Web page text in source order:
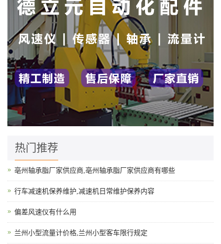
热门推荐
亳州轴承脂厂家供应商,亳州轴承脂厂家供应商有哪些
行车减速机保养维护,减速机日常维护保养内容
偏差风速仪有什么用
兰州小型流量计价格,兰州小型客车限行规定